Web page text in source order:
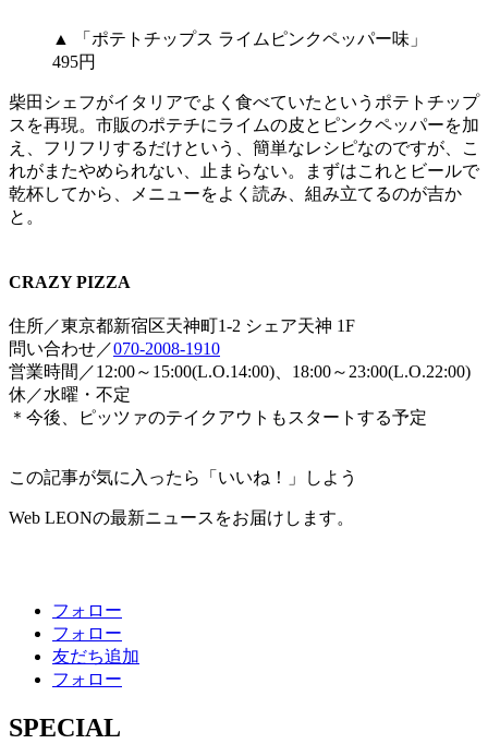
▲ 「ポテトチップス ライムピンクペッパー味」
495円
柴田シェフがイタリアでよく食べていたというポテトチップ
スを再現。市販のポテチにライムの皮とピンクペッパーを加
え、フリフリするだけという、簡単なレシピなのですが、こ
れがまたやめられない、止まらない。まずはこれとビールで
乾杯してから、メニューをよく読み、組み立てるのが吉か
と。
CRAZY PIZZA
住所／東京都新宿区天神町1-2 シェア天神 1F
問い合わせ／070-2008-1910
営業時間／12:00～15:00(L.O.14:00)、18:00～23:00(L.O.22:00)
休／水曜・不定
＊今後、ピッツァのテイクアウトもスタートする予定
この記事が気に入ったら「いいね！」しよう
Web LEONの最新ニュースをお届けします。
フォロー
フォロー
友だち追加
フォロー
SPECIAL